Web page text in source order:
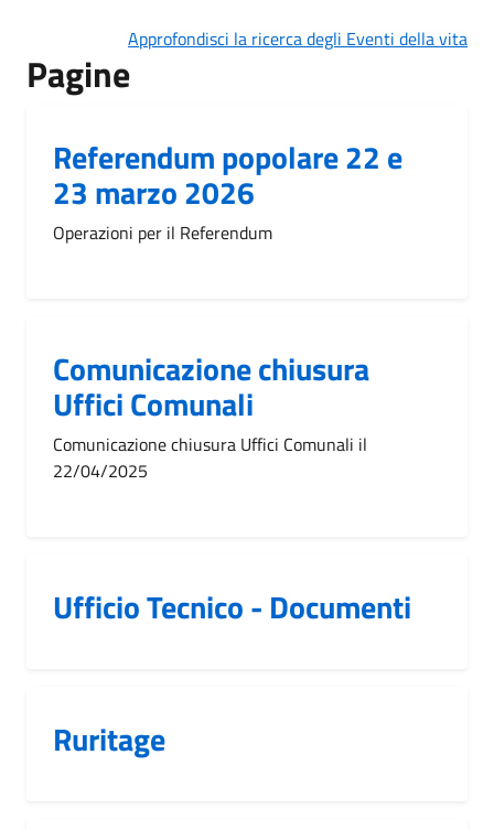
Approfondisci la ricerca degli Eventi della vita
Pagine
Referendum popolare 22 e
23 marzo 2026
Operazioni per il Referendum
Comunicazione chiusura
Uffici Comunali
Comunicazione chiusura Uffici Comunali il
22/04/2025
Ufficio Tecnico - Documenti
Ruritage